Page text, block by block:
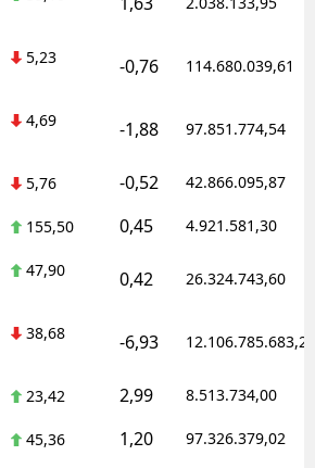
5,23 -0,76 114.680.039,61
4,69 -1,88 97.851.774,54
5,76 -0,52 42.866.095,87
155,50 0,45 4.921.581,30
47,90 0,42 26.324.743,60
38,68 -6,93 12.106.785.683,20
23,42 2,99 8.513.734,00
45,36 1,20 97.326.379,02